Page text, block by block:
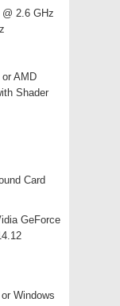
2.6 GHz
AMD
Shader
Card
GeForce
Windows